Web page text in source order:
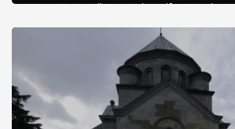
диктувати свої умови візантійському
Херсонесі Володимир-язичник, став
А потім було Хрещення Русі. На честь